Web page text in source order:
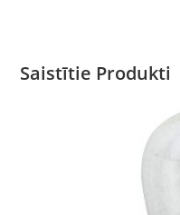
Saistītie Produkti